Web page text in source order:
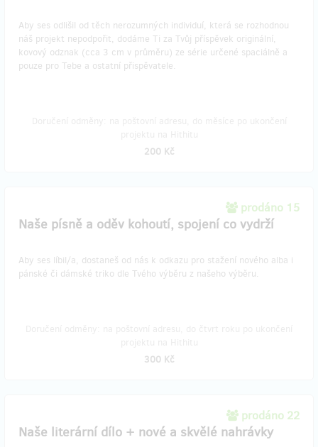
Aby ses odlišil od těch nerozumných individuí, která se rozhodnou
náš projekt nepodpořit, dodáme Ti za Tvůj příspěvek originální,
kovový odznak (cca 3 cm v průměru) ze série určené spaciálně a
pouze pro Tebe a ostatní přispěvatele.
200 Kč
prodáno 15
Naše písně a oděv kohoutí, spojení co vydrží
Aby ses líbil/a, dostaneš od nás k odkazu pro stažení nového alba i
pánské či dámské triko dle Tvého výběru z našeho výběru.
300 Kč
prodáno 22
Naše literární dílo + nové a skvělé nahrávky